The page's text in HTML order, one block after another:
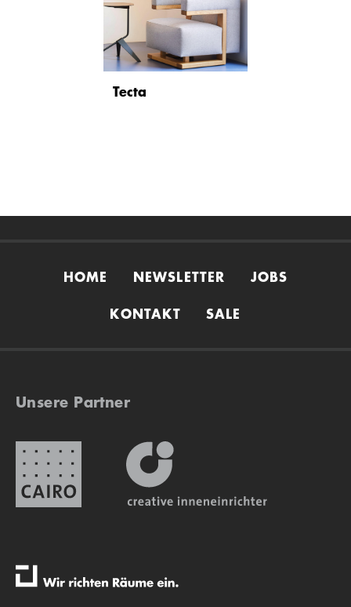
Tecta
HOME NEWSLETTER JOBS
KONTAKT SALE
Unsere Partner